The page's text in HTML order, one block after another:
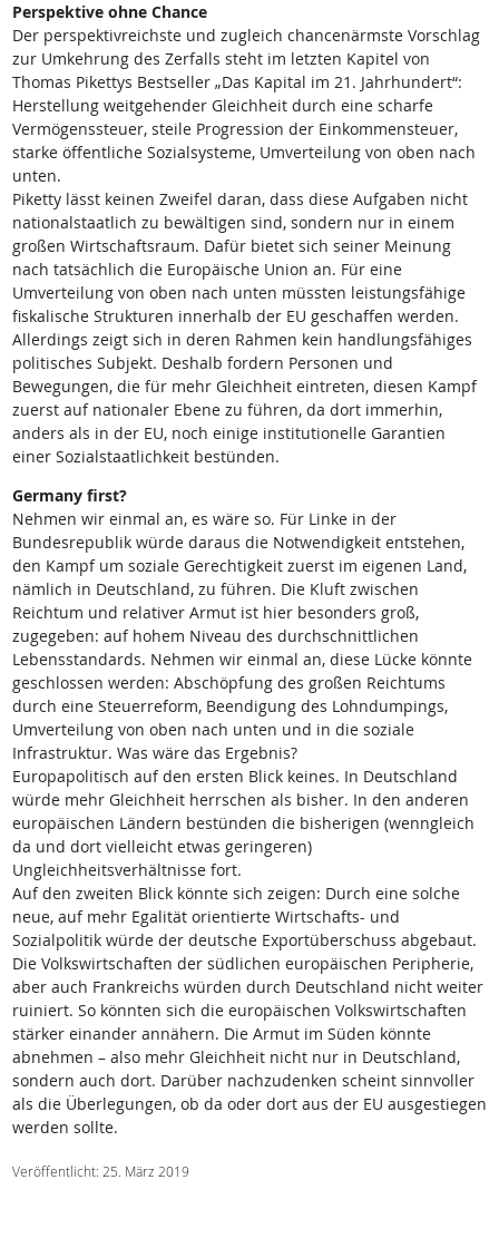
Perspektive ohne Chance
Der perspektivreichste und zugleich chancenärmste Vorschlag
zur Umkehrung des Zerfalls steht im letzten Kapitel von
Thomas Pikettys Bestseller „Das Kapital im 21. Jahrhundert“:
Herstellung weitgehender Gleichheit durch eine scharfe
Vermögenssteuer, steile Progression der Einkommensteuer,
starke öffentliche Sozialsysteme, Umverteilung von oben nach
unten.
Piketty lässt keinen Zweifel daran, dass diese Aufgaben nicht
nationalstaatlich zu bewältigen sind, sondern nur in einem
großen Wirtschaftsraum. Dafür bietet sich seiner Meinung
nach tatsächlich die Europäische Union an. Für eine
Umverteilung von oben nach unten müssten leistungsfähige
fiskalische Strukturen innerhalb der EU geschaffen werden.
Allerdings zeigt sich in deren Rahmen kein handlungsfähiges
politisches Subjekt. Deshalb fordern Personen und
Bewegungen, die für mehr Gleichheit eintreten, diesen Kampf
zuerst auf nationaler Ebene zu führen, da dort immerhin,
anders als in der EU, noch einige institutionelle Garantien
einer Sozialstaatlichkeit bestünden.
Germany first?
Nehmen wir einmal an, es wäre so. Für Linke in der
Bundesrepublik würde daraus die Notwendigkeit entstehen,
den Kampf um soziale Gerechtigkeit zuerst im eigenen Land,
nämlich in Deutschland, zu führen. Die Kluft zwischen
Reichtum und relativer Armut ist hier besonders groß,
zugegeben: auf hohem Niveau des durchschnittlichen
Lebensstandards. Nehmen wir einmal an, diese Lücke könnte
geschlossen werden: Abschöpfung des großen Reichtums
durch eine Steuerreform, Beendigung des Lohndumpings,
Umverteilung von oben nach unten und in die soziale
Infrastruktur. Was wäre das Ergebnis?
Europapolitisch auf den ersten Blick keines. In Deutschland
würde mehr Gleichheit herrschen als bisher. In den anderen
europäischen Ländern bestünden die bisherigen (wenngleich
da und dort vielleicht etwas geringeren)
Ungleichheitsverhältnisse fort.
Auf den zweiten Blick könnte sich zeigen: Durch eine solche
neue, auf mehr Egalität orientierte Wirtschafts- und
Sozialpolitik würde der deutsche Exportüberschuss abgebaut.
Die Volkswirtschaften der südlichen europäischen Peripherie,
aber auch Frankreichs würden durch Deutschland nicht weiter
ruiniert. So könnten sich die europäischen Volkswirtschaften
stärker einander annähern. Die Armut im Süden könnte
abnehmen – also mehr Gleichheit nicht nur in Deutschland,
sondern auch dort. Darüber nachzudenken scheint sinnvoller
als die Überlegungen, ob da oder dort aus der EU ausgestiegen
werden sollte.
Veröffentlicht: 25. März 2019